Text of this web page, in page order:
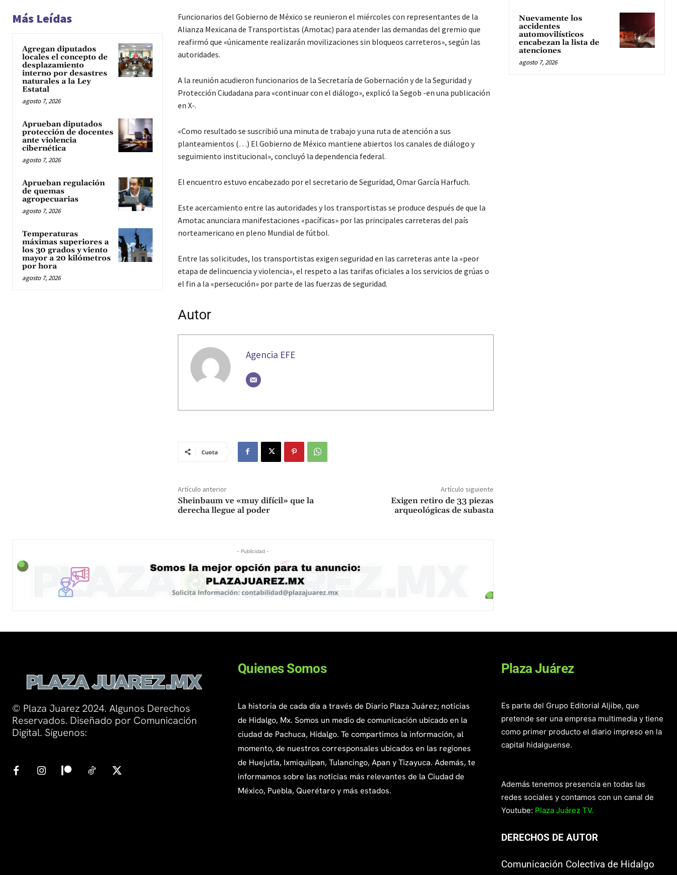
Más Leídas
Agregan diputados
locales el concepto de
desplazamiento
interno por desastres
naturales a la Ley
Estatal
agosto 7, 2026
Aprueban diputados
protección de docentes
ante violencia
cibernética
agosto 7, 2026
Aprueban regulación
de quemas
agropecuarias
agosto 7, 2026
Temperaturas
máximas superiores a
los 30 grados y viento
mayor a 20 kilómetros
por hora
agosto 7, 2026
Funcionarios del Gobierno de México se reunieron el miércoles con representantes de la
Alianza Mexicana de Transportistas (Amotac) para atender las demandas del gremio que
reafirmó que «únicamente realizarán movilizaciones sin bloqueos carreteros», según las
autoridades.
A la reunión acudieron funcionarios de la Secretaría de Gobernación y de la Seguridad y
Protección Ciudadana para «continuar con el diálogo», explicó la Segob -en una publicación
en X-.
«Como resultado se suscribió una minuta de trabajo y una ruta de atención a sus
planteamientos (…) El Gobierno de México mantiene abiertos los canales de diálogo y
seguimiento institucional», concluyó la dependencia federal.
El encuentro estuvo encabezado por el secretario de Seguridad, Omar García Harfuch.
Este acercamiento entre las autoridades y los transportistas se produce después de que la
Amotac anunciara manifestaciones «pacíficas» por las principales carreteras del país
norteamericano en pleno Mundial de fútbol.
Entre las solicitudes, los transportistas exigen seguridad en las carreteras ante la «peor
etapa de delincuencia y violencia», el respeto a las tarifas oficiales a los servicios de grúas o
el fin a la «persecución» por parte de las fuerzas de seguridad.
Autor
Agencia EFE
Cuota
Artículo anterior
Sheinbaum ve «muy difícil» que la
derecha llegue al poder
Artículo siguiente
Exigen retiro de 33 piezas
arqueológicas de subasta
- Publicidad -
Nuevamente los
accidentes
automovilísticos
encabezan la lista de
atenciones
agosto 7, 2026
© Plaza Juarez 2024. Algunos Derechos
Reservados. Diseñado por Comunicación
Digital. Síguenos:
Quienes Somos
La historia de cada día a través de Diario Plaza Juárez; noticias
de Hidalgo, Mx. Somos un medio de comunicación ubicado en la
ciudad de Pachuca, Hidalgo. Te compartimos la información, al
momento, de nuestros corresponsales ubicados en las regiones
de Huejutla, Ixmiquilpan, Tulancingo, Apan y Tizayuca. Además, te
informamos sobre las noticias más relevantes de la Ciudad de
México, Puebla, Querétaro y más estados.
Plaza Juárez
Es parte del Grupo Editorial Aljibe, que
pretende ser una empresa multimedia y tiene
como primer producto el diario impreso en la
capital hidalguense.
Además tenemos presencia en todas las
redes sociales y contamos con un canal de
Youtube: Plaza Juárez TV.
DERECHOS DE AUTOR
Comunicación Colectiva de Hidalgo